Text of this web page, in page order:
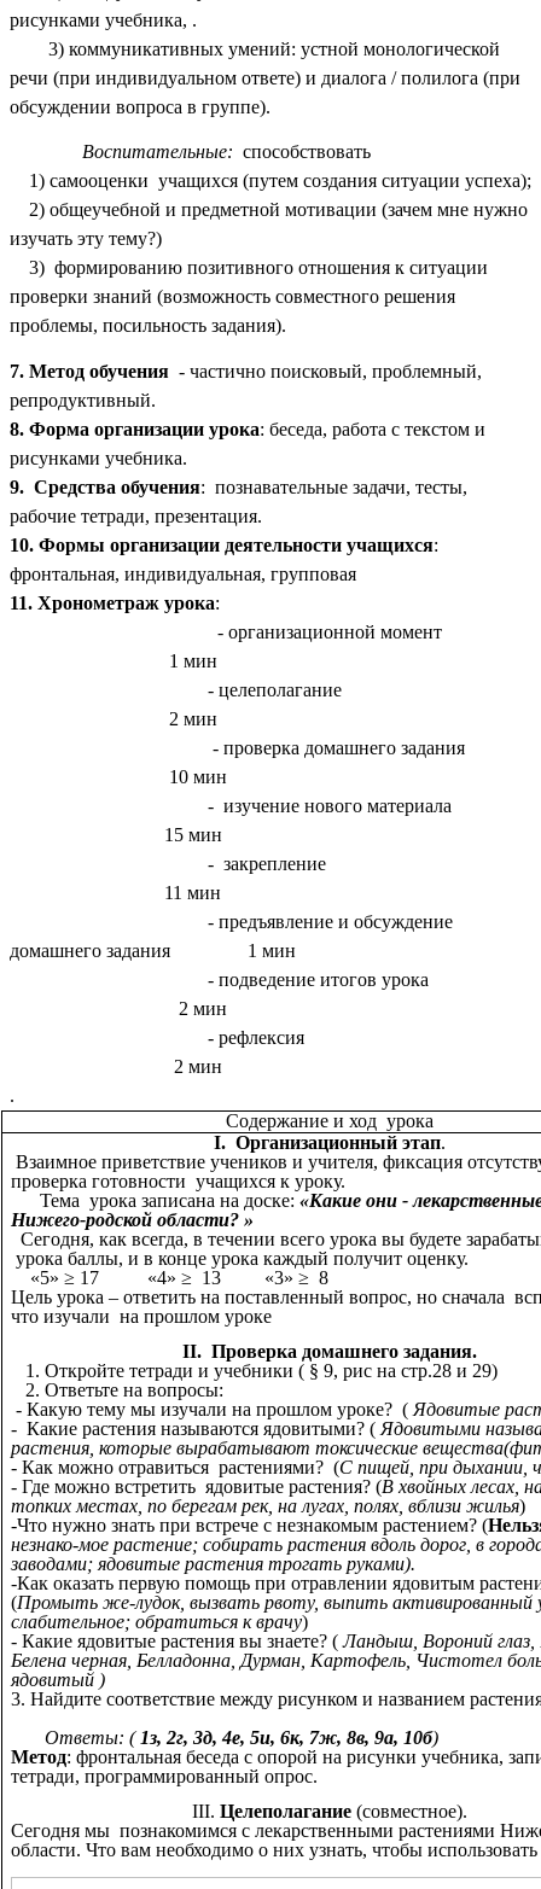
рисунками учебника, .
3) коммуникативных умений: устной монологической
речи (при индивидуальном ответе) и диалога / полилога (при
обсуждении вопроса в группе).
Воспитательные: способствовать
1) самооценки учащихся (путем создания ситуации успеха);
2) общеучебной и предметной мотивации (зачем мне нужно
изучать эту тему?)
3) формированию позитивного отношения к ситуации
проверки знаний (возможность совместного решения
проблемы, посильность задания).
7. Метод обучения - частично поисковый, проблемный,
репродуктивный.
8. Форма организации урока: беседа, работа с текстом и
рисунками учебника.
9. Средства обучения: познавательные задачи, тесты,
рабочие тетради, презентация.
10. Формы организации деятельности учащихся:
фронтальная, индивидуальная, групповая
11. Хронометраж урока:
- организационной момент
1 мин
- целеполагание
2 мин
- проверка домашнего задания
10 мин
- изучение нового материала
15 мин
- закрепление
11 мин
- предъявление и обсуждение
домашнего задания 1 мин
- подведение итогов урока
2 мин
- рефлексия
2 мин
.
Содержание и ход урока
I. Организационный этап.
Взаимное приветствие учеников и учителя, фиксация
проверка готовности учащихся к уроку.
Тема урока записана на доске: «Какие они -
Нижего-родской области? »
Сегодня, как всегда, в течении всего урока вы будете
урока баллы, и в конце урока каждый получит оценку.
«5» ≥ 17 «4» ≥ 13 «3» ≥ 8
Цель урока – ответить на поставленный вопрос, но сначала
что изучали на прошлом уроке
II. Проверка домашнего задания.
1. Откройте тетради и учебники ( § 9, рис на стр.28 и 29)
2. Ответьте на вопросы:
- Какую тему мы изучали на прошлом уроке? ( Ядовитые
- Какие растения называются ядовитыми? ( Ядовитыми
растения, которые вырабатывают токсические
- Как можно отравиться растениями? (С пищей, при дыхании,
- Где можно встретить ядовитые растения? (В хвойных лесах,
топких местах, по берегам рек, на лугах, полях, вблизи жилья)
-Что нужно знать при встрече с незнакомым растением? (
незнако-мое растение; собирать растения вдоль дорог, в
заводами; ядовитые растения трогать руками).
-Как оказать первую помощь при отравлении ядовитым
(Промыть же-лудок, вызвать рвоту, выпить активированный
слабительное; обратиться к врачу)
- Какие ядовитые растения вы знаете? (Ландыш, Вороний глаз,
Белена черная, Белладонна, Дурман, Картофель, Чистотел
ядовитый )
3. Найдите соответствие между рисунком и названием
Ответы: (1з, 2г, 3д, 4е, 5и, 6к, 7ж, 8в, 9а, 10б)
Метод: фронтальная беседа с опорой на рисунки учебника,
тетради, программированный опрос.
III.Целеполагание (совместное).
Сегодня мы познакомимся с лекарственными растениями
области. Что вам необходимо о них узнать, чтобы